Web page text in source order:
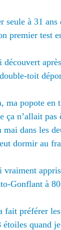
seule à 31 ans
premier test
découvert
toit
ma popote en
ça n’allait pas
mai dans les
dormir au
vraiment
Gonflant à
fait préférer
étoiles quand